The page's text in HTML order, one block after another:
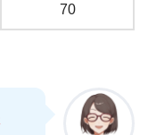
70